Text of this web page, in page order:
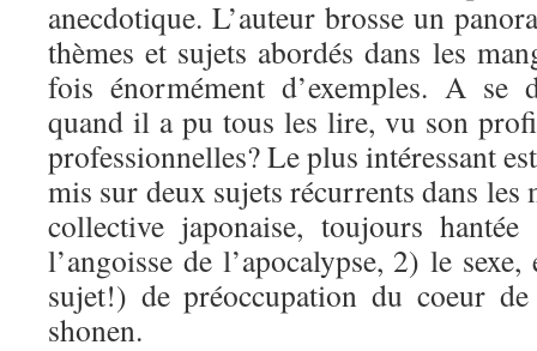
anecdotique. L’auteur brosse un
thèmes et sujets abordés dans les
fois énormément d’exemples. A se
quand il a pu tous les lire, vu son
professionnelles? Le plus intéressant
mis sur deux sujets récurrents dans les
collective japonaise, toujours
l’angoisse de l’apocalypse, 2) le
sujet!) de préoccupation du coeur
shonen.